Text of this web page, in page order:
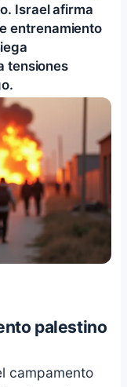
Israel afirma
entrenamiento
tensiones
palestino
campamento